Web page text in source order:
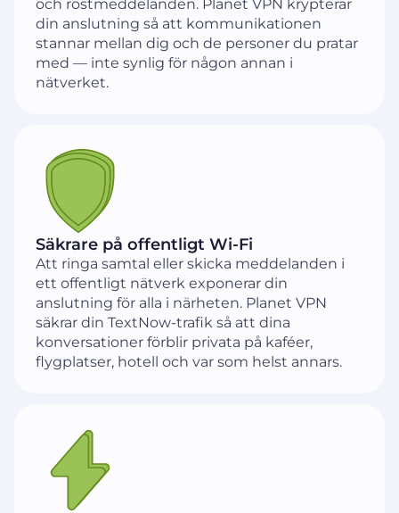
och röstmeddelanden. Planet VPN krypterar
din anslutning så att kommunikationen
stannar mellan dig och de personer du pratar
med — inte synlig för någon annan i
nätverket.
Säkrare på offentligt Wi-Fi
Att ringa samtal eller skicka meddelanden i
ett offentligt nätverk exponerar din
anslutning för alla i närheten. Planet VPN
säkrar din TextNow-trafik så att dina
konversationer förblir privata på kaféer,
flygplatser, hotell och var som helst annars.